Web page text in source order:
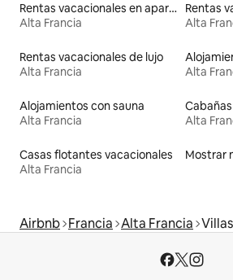
Rentas vacacionales en apartoteles
Alta Francia
Alta
Rentas vacacionales de lujo
Alta Francia
Alta
Alojamientos con sauna
Alta Francia
Cabañas
Alta
Casas flotantes vacacionales
Alta Francia
Mostrar
Airbnb Francia Alta Francia Villas